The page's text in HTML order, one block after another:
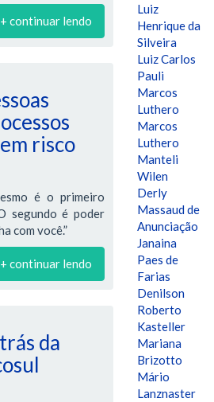
+ continuar lendo
risco
é o primeiro
segundo é poder
com você.”
+ continuar lendo
da
Luiz
Henrique da
Silveira
Luiz Carlos
Pauli
Marcos
Luthero
Marcos
Luthero
Manteli
Wilen
Derly
Massaud de
Anunciação
Janaina
Paes de
Farias
Denilson
Roberto
Kasteller
Mariana
Brizotto
Mário
Lanznaster